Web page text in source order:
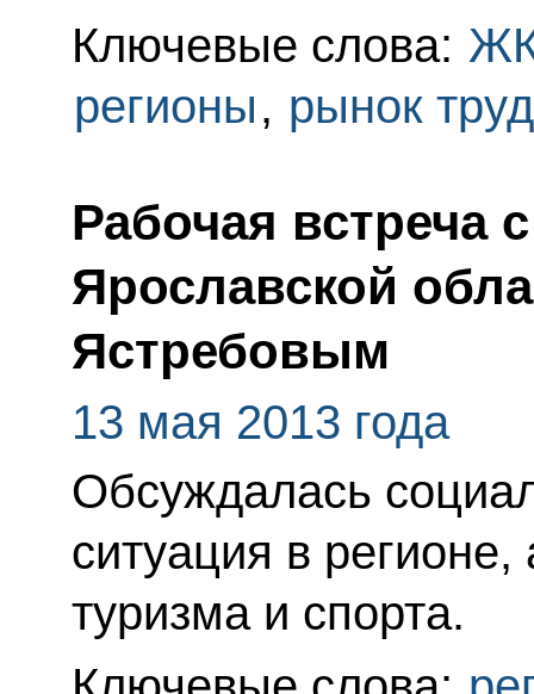
Ключевые слова:
регионы, рынок
Рабочая встреча
Ярославской
Ястребовым
13 мая 2013 года
Обсуждалась
ситуация в
туризма и спорта.